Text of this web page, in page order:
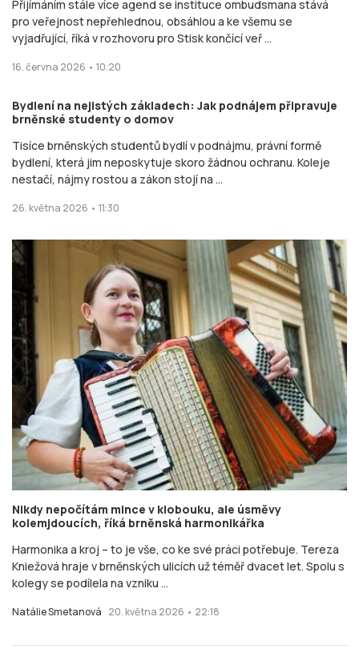
Přijímáním stále více agend se instituce ombudsmana stává
pro veřejnost nepřehlednou, obsáhlou a ke všemu se
vyjadřující, říká v rozhovoru pro Stisk končící veř ...
16. června 2026 • 10:20
Bydlení na nejistých základech: Jak podnájem připravuje
brněnské studenty o domov
Tisíce brněnských studentů bydlí v podnájmu, právní formě
bydlení, která jim neposkytuje skoro žádnou ochranu. Koleje
nestačí, nájmy rostou a zákon stojí na ...
26. května 2026 • 11:30
Nikdy nepočítám mince v klobouku, ale úsměvy
kolemjdoucích, říká brněnská harmonikářka
Harmonika a kroj – to je vše, co ke své práci potřebuje. Tereza
Kniežová hraje v brněnských ulicích už téměř dvacet let. Spolu s
kolegy se podílela na vzniku ...
Natálie Smetanová 20. května 2026 • 22:18